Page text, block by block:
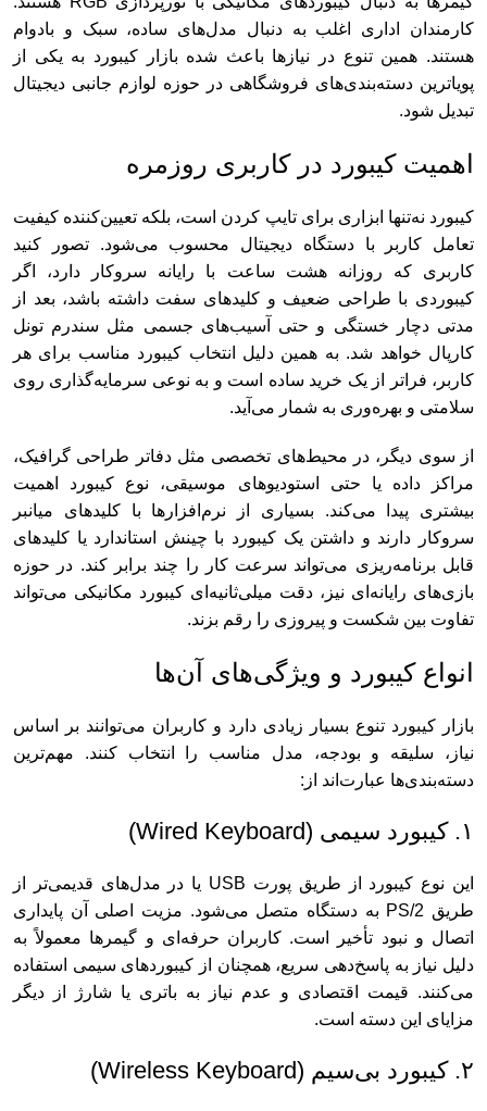
کارمندان اداری اغلب به دنبال مدل‌های ساده، سبک و بادوام
هستند. همین تنوع در نیازها باعث شده بازار کیبورد به یکی از
پویاترین دسته‌بندی‌های فروشگاهی در حوزه لوازم جانبی دیجیتال
تبدیل شود.
اهمیت کیبورد در کاربری روزمره
کیبورد نه‌تنها ابزاری برای تایپ کردن است، بلکه تعیین‌کننده کیفیت
تعامل کاربر با دستگاه دیجیتال محسوب می‌شود. تصور کنید
کاربری که روزانه هشت ساعت با رایانه سروکار دارد، اگر
کیبوردی با طراحی ضعیف و کلیدهای سفت داشته باشد، بعد از
مدتی دچار خستگی و حتی آسیب‌های جسمی مثل سندرم تونل
کارپال خواهد شد. به همین دلیل انتخاب کیبورد مناسب برای هر
کاربر، فراتر از یک خرید ساده است و به نوعی سرمایه‌گذاری روی
سلامتی و بهره‌وری به شمار می‌آید.
از سوی دیگر، در محیط‌های تخصصی مثل دفاتر طراحی گرافیک،
مراکز داده یا حتی استودیوهای موسیقی، نوع کیبورد اهمیت
بیشتری پیدا می‌کند. بسیاری از نرم‌افزارها با کلیدهای میانبر
سروکار دارند و داشتن یک کیبورد با چینش استاندارد یا کلیدهای
قابل برنامه‌ریزی می‌تواند سرعت کار را چند برابر کند. در حوزه
بازی‌های رایانه‌ای نیز، دقت میلی‌ثانیه‌ای کیبورد مکانیکی می‌تواند
تفاوت بین شکست و پیروزی را رقم بزند.
انواع کیبورد و ویژگی‌های آن‌ها
بازار کیبورد تنوع بسیار زیادی دارد و کاربران می‌توانند بر اساس
نیاز، سلیقه و بودجه، مدل مناسب را انتخاب کنند. مهم‌ترین
دسته‌بندی‌ها عبارت‌اند از:
۱. کیبورد سیمی (Wired Keyboard)
این نوع کیبورد از طریق پورت USB یا در مدل‌های قدیمی‌تر از
طریق PS/2 به دستگاه متصل می‌شود. مزیت اصلی آن پایداری
اتصال و نبود تأخیر است. کاربران حرفه‌ای و گیمرها معمولاً به
دلیل نیاز به پاسخ‌دهی سریع، همچنان از کیبوردهای سیمی استفاده
می‌کنند. قیمت اقتصادی و عدم نیاز به باتری یا شارژ از دیگر
مزایای این دسته است.
۲. کیبورد بی‌سیم (Wireless Keyboard)